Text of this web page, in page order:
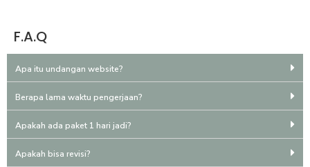
F.A.Q
Apa itu undangan website?
Berapa lama waktu pengerjaan?
Apakah ada paket 1 hari jadi?
Apakah bisa revisi?